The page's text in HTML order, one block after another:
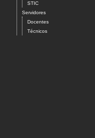
STIC
Servidores
Docentes
Técnicos